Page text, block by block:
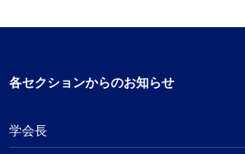
各セクションからのお知らせ
学会長